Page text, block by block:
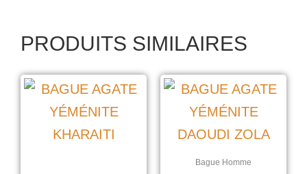
PRODUITS SIMILAIRES
Bague Homme